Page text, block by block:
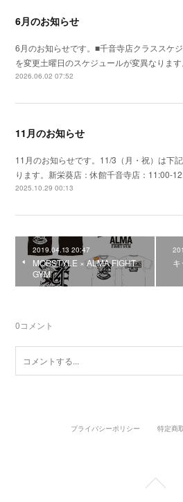
6月のお知らせ
6月のお知らせです。■千音寺店クラススケ
を変更土曜日のスケジュールが変異なりま
2026.06.02 07:52
11月のお知らせ
11月のお知らせです。11/3（月・祝）は下
ります。新栄葵店：休館千音寺店：11:00-
2025.10.29 00:13
2019.04.13 20:47
MOBSTYLE × ALMA FIGHT
GYM
0コメント
プライバシーポリシー 特定商